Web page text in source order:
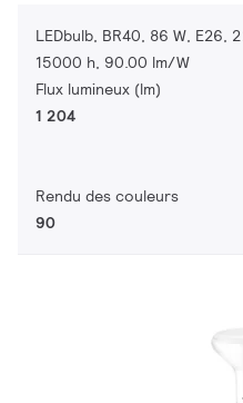
LEDbulb, BR40, 86 W, E26,
15000 h, 90.00 lm/W
Flux lumineux (lm)
1 204
Rendu des couleurs
90